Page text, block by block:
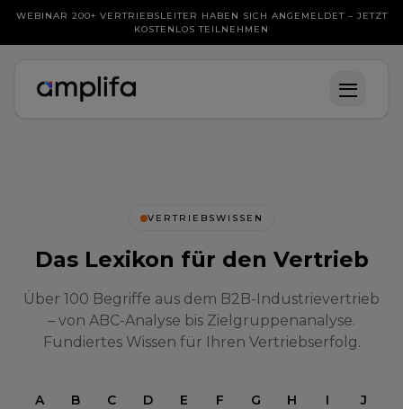
WEBINAR 200+ VERTRIEBSLEITER HABEN SICH ANGEMELDET – JETZT
KOSTENLOS TEILNEHMEN
VERTRIEBSWISSEN
Das Lexikon für den Vertrieb
Über 100 Begriffe aus dem B2B-Industrievertrieb
– von ABC-Analyse bis Zielgruppenanalyse.
Fundiertes Wissen für Ihren Vertriebserfolg.
A B C D E F G H I J